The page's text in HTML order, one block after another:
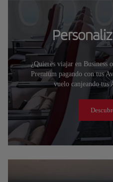
¿Quieres viajar en Business
Premium pagando con tus
vuelo canjeando tus